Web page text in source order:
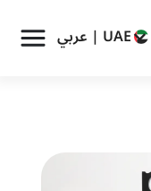
UAE | عربي